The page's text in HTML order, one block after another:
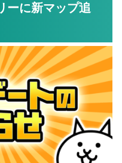
ーに新マップ追